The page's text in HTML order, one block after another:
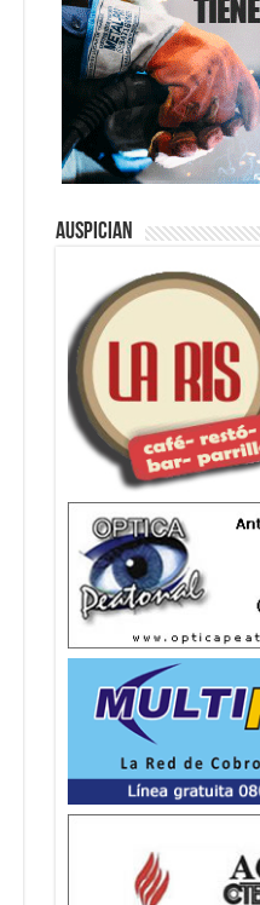
Auspician